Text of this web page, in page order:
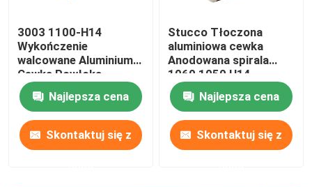
Aluminiowa cewka powlekana kolorem
Cewka aluminiowa walcowana na zimno
Arkusz ze stopu aluminium
3003 1100-H14
Wykończenie
walcowane Aluminium
Cewka Powłoka
Twardość H12 H18
H24 H26 H28
Walcowane na zimno
0,027
Najlepsza cena
Skontaktuj się z
Stucco Tłoczona
aluminiowa cewka
Anodowana spirala
1060 1050 H14
Wiązanie powlekane
Pvc 0,1-300 mm
Najlepsza cena
Skontaktuj się z